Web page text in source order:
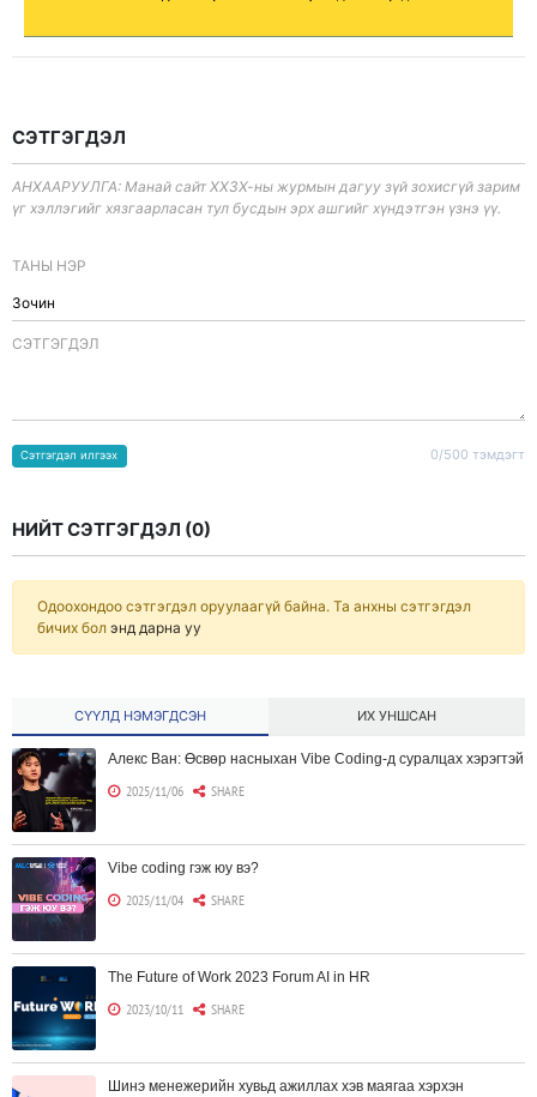
СЭТГЭГДЭЛ
АНХААРУУЛГА: Манай сайт ХХЗХ-ны журмын дагуу зүй зохисгүй зарим
үг хэллэгийг хязгаарласан тул бусдын эрх ашгийг хүндэтгэн үзнэ үү.
ТАНЫ НЭР
CЭТГЭГДЭЛ
0/500 тэмдэгт
Сэтгэгдэл илгээх
НИЙТ СЭТГЭГДЭЛ (0)
Одоохондоо сэтгэгдэл оруулаагүй байна. Та анхны сэтгэгдэл
бичих бол энд дарна уу
СҮҮЛД НЭМЭГДСЭН ИХ УНШСАН
Алекс Ван: Өсвөр насныхан Vibe Coding-д суралцах хэрэгтэй
2025/11/06 SHARE
Vibe coding гэж юу вэ?
2025/11/04 SHARE
The Future of Work 2023 Forum AI in HR
2023/10/11 SHARE
Шинэ менежерийн хувьд ажиллах хэв маягаа хэрхэн